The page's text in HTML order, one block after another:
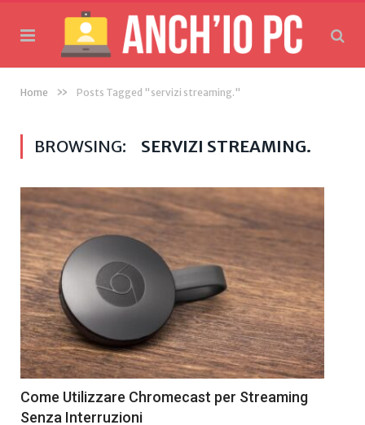
Home » Posts Tagged "servizi streaming."
BROWSING: SERVIZI STREAMING.
Come Utilizzare Chromecast per Streaming
Senza Interruzioni